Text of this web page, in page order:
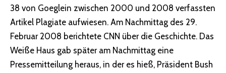
38 von Goeglein zwischen 2000 und 2008 verfassten
Artikel Plagiate aufwiesen. Am Nachmittag des 29.
Februar 2008 berichtete CNN über die Geschichte. Das
Weiße Haus gab später am Nachmittag eine
Pressemitteilung heraus, in der es hieß, Präsident Bush